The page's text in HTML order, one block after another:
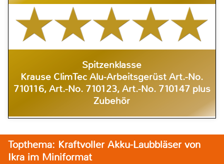
Spitzenklasse
Krause ClimTec Alu-Arbeitsgerüst Art.-No.
710116, Art.-No. 710123, Art.-No. 710147 plus
Zubehör
Topthema: Kraftvoller Akku-Laubbläser von
Ikra im Miniformat